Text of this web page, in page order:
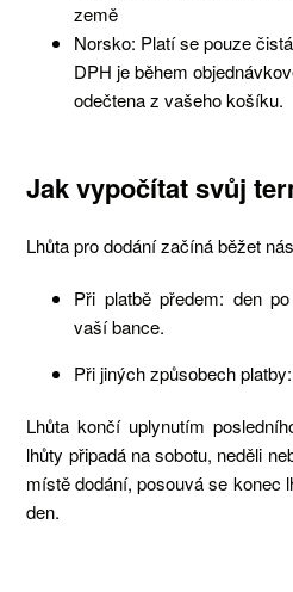
země
Norsko: Platí se pouze
DPH je během
odečtena z vašeho košíku.
Jak vypočítat svůj
Lhůta pro dodání začíná běžet
Při platbě předem: den
vaší bance.
Při jiných způsobech
Lhůta končí uplynutím
lhůty připadá na sobotu, neděli
místě dodání, posouvá se konec
den.